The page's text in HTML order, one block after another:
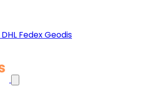
DHL FedexGeodis